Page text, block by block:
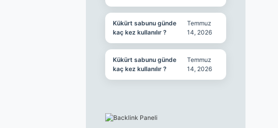
Kükürt sabunu günde
kaç kez kullanılır ?
Temmuz
14, 2026
Kükürt sabunu günde
kaç kez kullanılır ?
Temmuz
14, 2026